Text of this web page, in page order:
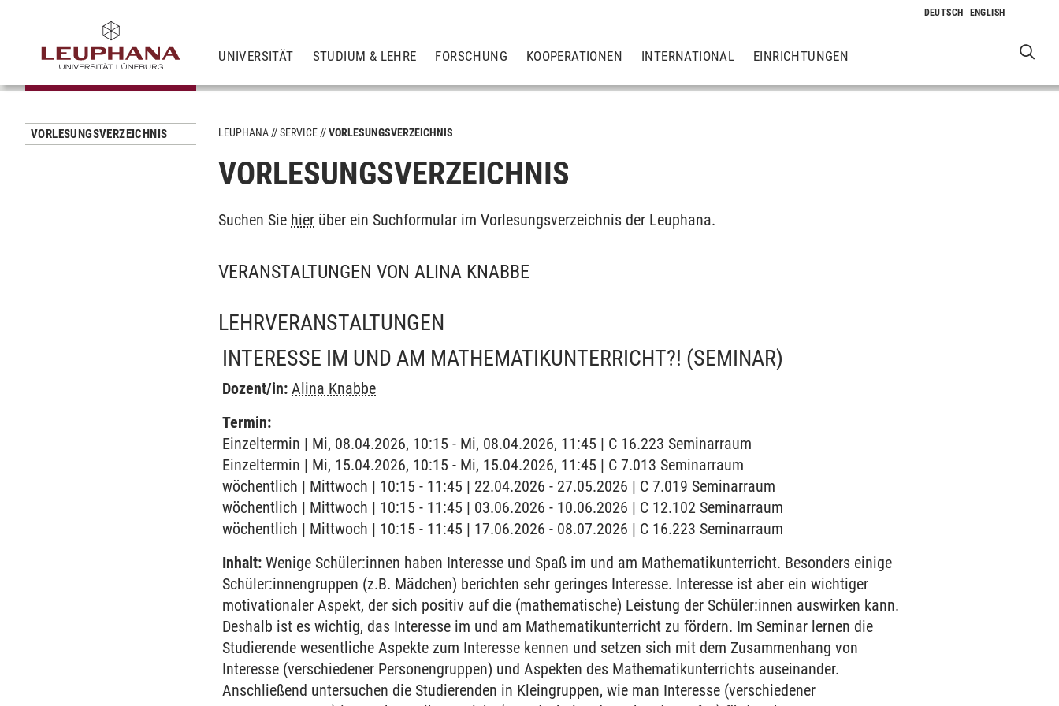
UNIVERSITÄT STUDIUM & LEHRE FORSCHUNG KOOPERATIONEN INTERNATIONAL EINRICHTUNGEN
VORLESUNGSVERZEICHNIS LEUPHANA SERVICE VORLESUNGSVERZEICHNIS
VORLESUNGSVERZEICHNIS
Suchen Sie hier über ein Suchformular im Vorlesungsverzeichnis der Leuphana.
VERANSTALTUNGEN VON ALINA KNABBE
LEHRVERANSTALTUNGEN
INTERESSE IM UND AM MATHEMATIKUNTERRICHT?! (SEMINAR)
Dozent/in: Alina Knabbe
Termin:
Einzeltermin | Mi, 08.04.2026, 10:15 - Mi, 08.04.2026, 11:45 | C 16.223 Seminarraum
Einzeltermin | Mi, 15.04.2026, 10:15 - Mi, 15.04.2026, 11:45 | C 7.013 Seminarraum
wöchentlich | Mittwoch | 10:15 - 11:45 | 22.04.2026 - 27.05.2026 | C 7.019 Seminarraum
wöchentlich | Mittwoch | 10:15 - 11:45 | 03.06.2026 - 10.06.2026 | C 12.102 Seminarraum
wöchentlich | Mittwoch | 10:15 - 11:45 | 17.06.2026 - 08.07.2026 | C 16.223 Seminarraum
Inhalt: Wenige Schüler:innen haben Interesse und Spaß im und am Mathematikunterricht. Besonders einige
Schüler:innengruppen (z.B. Mädchen) berichten sehr geringes Interesse. Interesse ist aber ein wichtiger
motivationaler Aspekt, der sich positiv auf die (mathematische) Leistung der Schüler:innen auswirken kann.
Deshalb ist es wichtig, das Interesse im und am Mathematikunterricht zu fördern. Im Seminar lernen die
Studierende wesentliche Aspekte zum Interesse kennen und setzen sich mit dem Zusammenhang von
Interesse (verschiedener Personengruppen) und Aspekten des Mathematikunterrichts auseinander.
Anschließend untersuchen die Studierenden in Kleingruppen, wie man Interesse (verschiedener